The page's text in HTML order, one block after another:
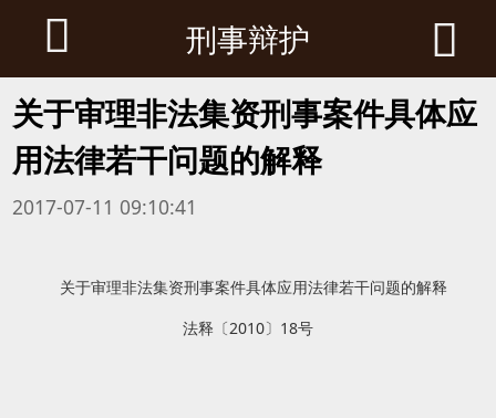
 刑事辩护 
关于审理非法集资刑事案件具体应
用法律若干问题的解释
2017-07-11 09:10:41
关于审理非法集资刑事案件具体应用法律若干问题的解释
法释〔2010〕18号